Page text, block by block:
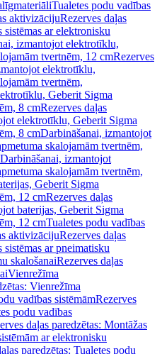
Tualetes podu vadības
aktivizācijuRezerves daļas
sistēmas ar elektronisku
izmantojot elektrotīklu,
tvertnēm, 12 cmRezerves
elektrotīklu,
tvertnēm,
Geberit Sigma
8 cmRezerves daļas
elektrotīklu, Geberit Sigma
8 cmDarbināšanai, izmantojot
skalojamām tvertnēm,
izmantojot
skalojamām tvertnēm,
Geberit Sigma
12 cmRezerves daļas
baterijas, Geberit Sigma
12 cmTualetes podu vadības
aktivizācijuRezerves daļas
sistēmas ar pneimatisku
skalošanaiRezerves daļas
Vienrežīma
Vienrežīma
vadības sistēmāmRezerves
podu vadības
daļas paredzētas: Montāžas
ar elektronisku
paredzētas: Tualetes podu